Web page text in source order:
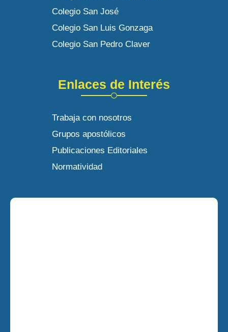
Colegio San José
Colegio San Luis Gonzaga
Colegio San Pedro Claver
Enlaces de Interés
Trabaja con nosotros
Grupos apostólicos
Publicaciones Editoriales
Normatividad